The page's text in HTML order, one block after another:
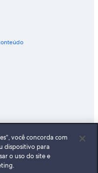
você concorda com
dispositivo para
o uso do site e